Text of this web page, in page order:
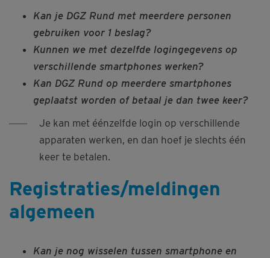
Kan je DGZ Rund met meerdere personen
gebruiken voor 1 beslag?
Kunnen we met dezelfde logingegevens op
verschillende smartphones werken?
Kan DGZ Rund op meerdere smartphones
geplaatst worden of betaal je dan twee keer?
Je kan met éénzelfde login op verschillende
apparaten werken, en dan hoef je slechts één
keer te betalen.
Registraties/meldingen
algemeen
Kan je nog wisselen tussen smartphone en